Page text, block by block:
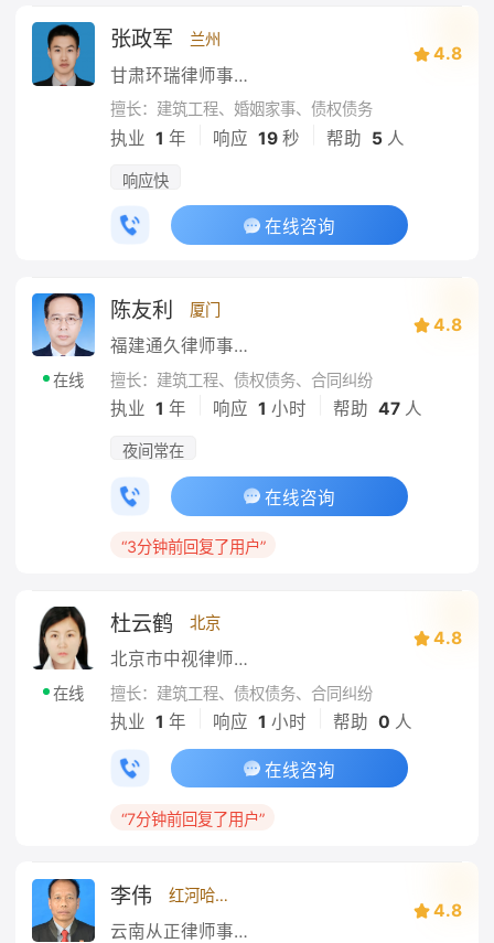
张政军 兰州
甘肃环瑞律师事务所
4.8
擅长：建筑工程、婚姻家事、债权债务
执业 1 年 响应 19秒 帮助 5人
响应快
在线咨询
在线
陈友利 厦门
福建通久律师事务所
4.8
擅长：建筑工程、债权债务、合同纠纷
执业 1 年 响应 1 小时 帮助 47人
夜间常在
在线咨询
“3分钟前回复了用户”
在线
杜云鹤 北京
北京市中视律师事务所
4.8
擅长：建筑工程、债权债务、合同纠纷
执业 1 年 响应 1 小时 帮助 0 人
在线咨询
“7分钟前回复了用户”
李伟 红河哈尼族彝族自治州
云南从正律师事务所
4.8